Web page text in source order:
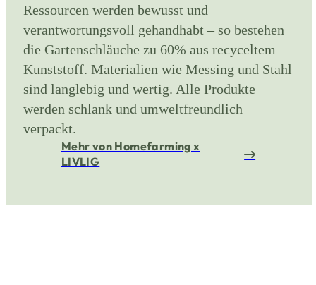
Ressourcen werden bewusst und
verantwortungsvoll gehandhabt – so bestehen
die Gartenschläuche zu 60% aus recyceltem
Kunststoff. Materialien wie Messing und Stahl
sind langlebig und wertig. Alle Produkte
werden schlank und umweltfreundlich
verpackt.
Mehr von Homefarming x
LIVLIG